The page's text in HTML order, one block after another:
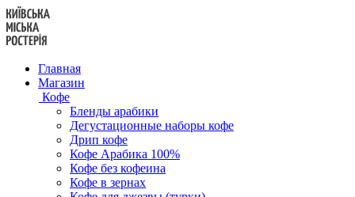
Перейти
к
содержанию
Главная
Магазин
Кофе
Бленды арабики
Дегустационные наборы кофе
Дрип кофе
Кофе Арабика 100%
Кофе без кофеина
Кофе в зернах